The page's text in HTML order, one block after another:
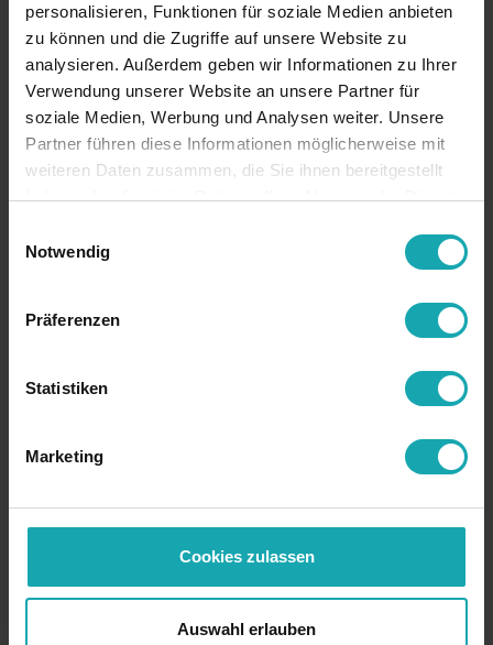
personalisieren, Funktionen für soziale Medien anbieten
zu können und die Zugriffe auf unsere Website zu
analysieren. Außerdem geben wir Informationen zu Ihrer
Verwendung unserer Website an unsere Partner für
soziale Medien, Werbung und Analysen weiter. Unsere
Partner führen diese Informationen möglicherweise mit
weiteren Daten zusammen, die Sie ihnen bereitgestellt
haben oder die sie im Rahmen Ihrer Nutzung der Dienste
Notwendig
Präferenzen
Statistiken
Marketing
Cookies zulassen
Auswahl erlauben
On demand
Request
samples
Request price
colour on demand
Germany